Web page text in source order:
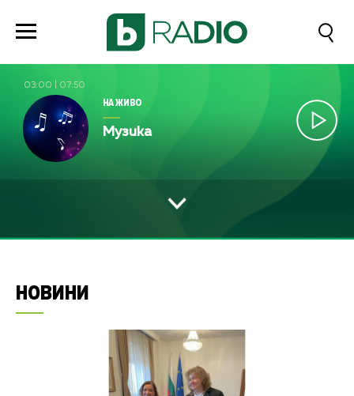
03:00 07:50
НА ЖИВО
Музика
НОВИНИ